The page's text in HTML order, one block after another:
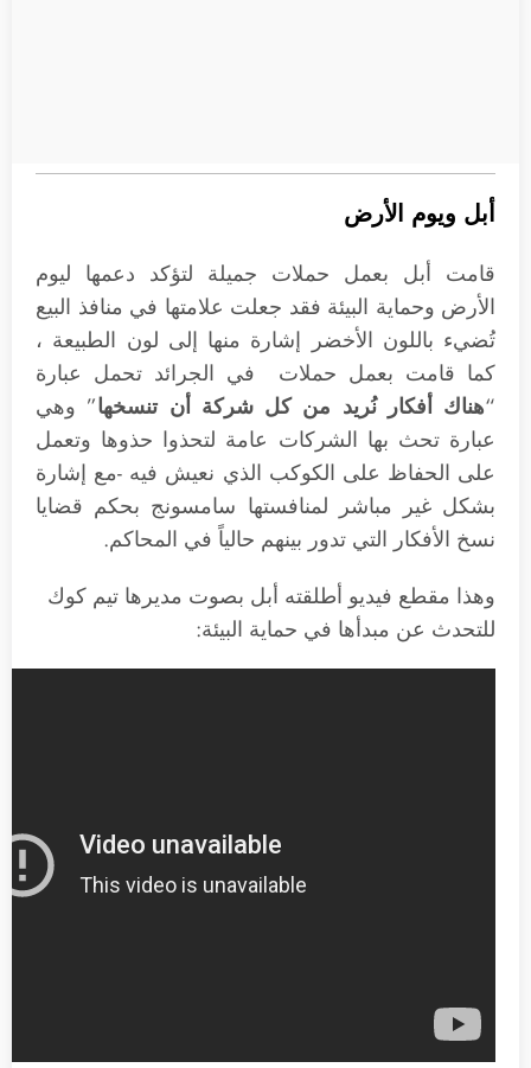
أبل ويوم الأرض
قامت أبل بعمل حملات جميلة لتؤكد دعمها ليوم
الأرض وحماية البيئة فقد جعلت علامتها في منافذ البيع
تُضيء باللون الأخضر إشارة منها إلى لون الطبيعة ،
كما قامت بعمل حملات في الجرائد تحمل عبارة
“هناك أفكار نُريد من كل شركة أن تنسخها” وهي
عبارة تحث بها الشركات عامة لتحذوا حذوها وتعمل
على الحفاظ على الكوكب الذي نعيش فيه -مع إشارة
بشكل غير مباشر لمنافستها سامسونج بحكم قضايا
نسخ الأفكار التي تدور بينهم حالياً في المحاكم.
وهذا مقطع فيديو أطلقته أبل بصوت مديرها تيم كوك
للتحدث عن مبدأها في حماية البيئة: